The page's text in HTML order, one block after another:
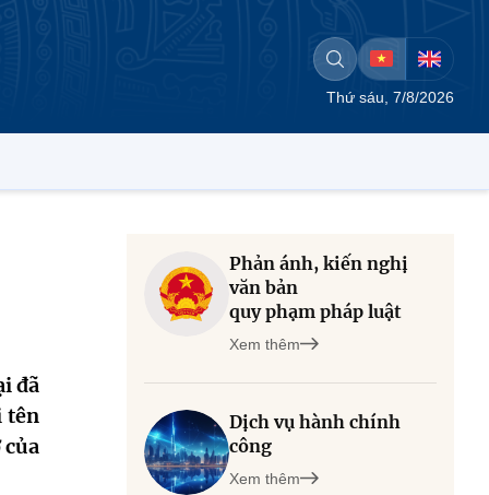
Thứ sáu, 7/8/2026
đã
tên
Phản ánh, kiến nghị
văn bản
quy phạm pháp luật
Xem thêm
Dịch vụ hành chính
công
Xem thêm